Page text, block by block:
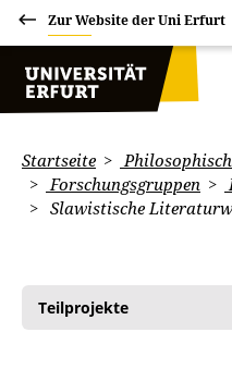
Zur Website der Uni Erfurt
Startseite
Forschungsgruppen
Slawistische
Teilprojekte